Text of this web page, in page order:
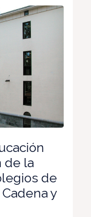
de la
de
y